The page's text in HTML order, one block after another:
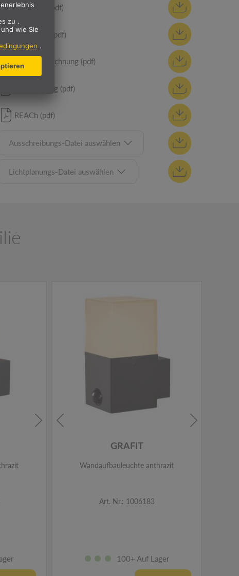
Anleitung (pdf)
Datenblatt (pdf)
Montagezeichnung (pdf)
CE Erklärung (pdf)
REACh (pdf)
Ausschreibungs-Datei auswählen
Lichtplanungs-Datei auswählen
GRAFIT
Wandaufbauleuchte anthrazit
Art. Nr.: 1006183
100+ Auf Lager